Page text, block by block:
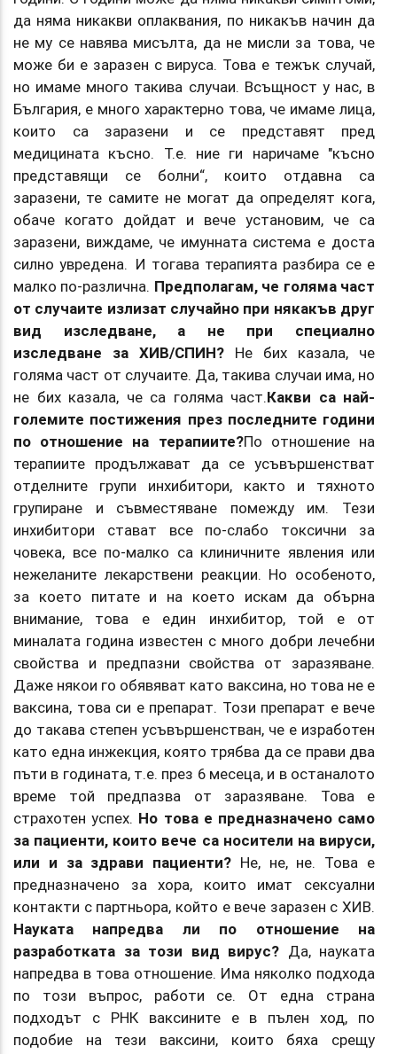
да няма никакви оплаквания, по никакъв начин да
не му се навява мисълта, да не мисли за това, че
може би е заразен с вируса. Това е тежък случай,
но имаме много такива случаи. Всъщност у нас, в
България, е много характерно това, че имаме лица,
които са заразени и се представят пред
медицината късно. Т.е. ние ги наричаме "късно
представящи се болни“, които отдавна са
заразени, те самите не могат да определят кога,
обаче когато дойдат и вече установим, че са
заразени, виждаме, че имунната система е доста
силно увредена. И тогава терапията разбира се е
малко по-различна. Предполагам, че голяма част
от случаите излизат случайно при някакъв друг
вид изследване, а не при специално
изследване за ХИВ/СПИН? Не бих казала, че
голяма част от случаите. Да, такива случаи има, но
не бих казала, че са голяма част.Какви са най-
големите постижения през последните години
по отношение на терапиите?По отношение на
терапиите продължават да се усъвършенстват
отделните групи инхибитори, както и тяхното
групиране и съвместяване помежду им. Тези
инхибитори стават все по-слабо токсични за
човека, все по-малко са клиничните явления или
нежеланите лекарствени реакции. Но особеното,
за което питате и на което искам да обърна
внимание, това е един инхибитор, той е от
миналата година известен с много добри лечебни
свойства и предпазни свойства от заразяване.
Даже някои го обявяват като ваксина, но това не е
ваксина, това си е препарат. Този препарат е вече
до такава степен усъвършенстван, че е изработен
като една инжекция, която трябва да се прави два
пъти в годината, т.е. през 6 месеца, и в останалото
време той предпазва от заразяване. Това е
страхотен успех. Но това е предназначено само
за пациенти, които вече са носители на вируси,
или и за здрави пациенти? Не, не, не. Това е
предназначено за хора, които имат сексуални
контакти с партньора, който е вече заразен с ХИВ.
Науката напредва ли по отношение на
разработката за този вид вирус? Да, науката
напредва в това отношение. Има няколко подхода
по този въпрос, работи се. От една страна
подходът с РНК ваксините е в пълен ход, по
подобие на тези ваксини, които бяха срещу